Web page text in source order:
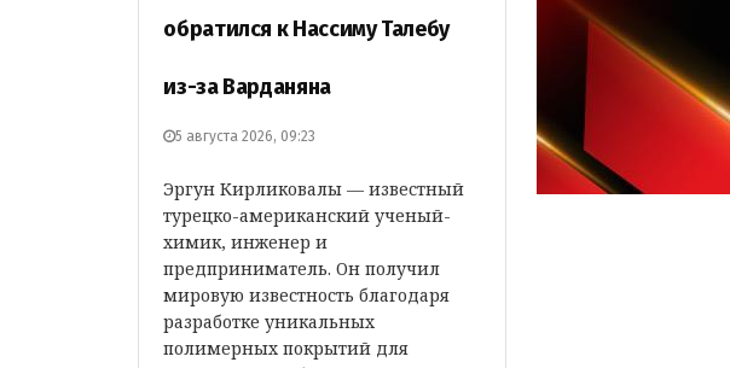
обратился к Нассиму Талебу
из-за Варданяна
5 августа 2026, 09:23
Эргун Кирликовалы — известный
турецко-американский ученый-
химик, инженер и
предприниматель. Он получил
мировую известность благодаря
разработке уникальных
полимерных покрытий для